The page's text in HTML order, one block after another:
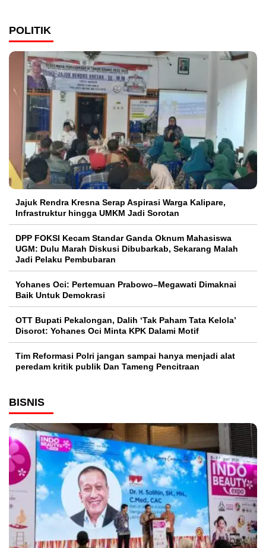
POLITIK
Jajuk Rendra Kresna Serap Aspirasi Warga Kalipare,
Infrastruktur hingga UMKM Jadi Sorotan
DPP FOKSI Kecam Standar Ganda Oknum Mahasiswa
UGM: Dulu Marah Diskusi Dibubarkab, Sekarang Malah
Jadi Pelaku Pembubaran
Yohanes Oci: Pertemuan Prabowo–Megawati Dimaknai
Baik Untuk Demokrasi
OTT Bupati Pekalongan, Dalih ‘Tak Paham Tata Kelola’
Disorot: Yohanes Oci Minta KPK Dalami Motif
Tim Reformasi Polri jangan sampai hanya menjadi alat
peredam kritik publik Dan Tameng Pencitraan
BISNIS